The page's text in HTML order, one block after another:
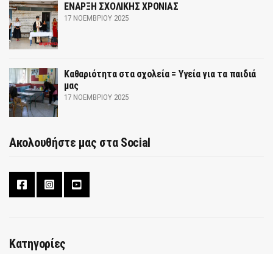
ΕΝΑΡΞΗ ΣΧΟΛΙΚΗΣ ΧΡΟΝΙΑΣ
17 ΝΟΕΜΒΡΊΟΥ 2025
Καθαριότητα στα σχολεία = Υγεία για τα παιδιά
μας
17 ΝΟΕΜΒΡΊΟΥ 2025
Ακολουθήστε μας στα Social
Κατηγορίες